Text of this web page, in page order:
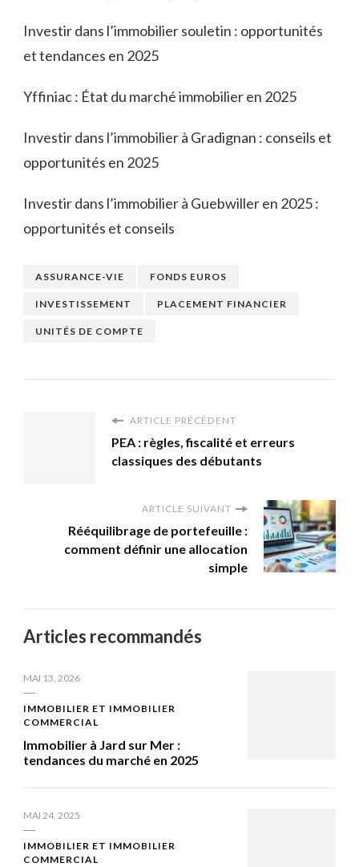
Investir dans l’immobilier souletin : opportunités
et tendances en 2025
Yffiniac : État du marché immobilier en 2025
Investir dans l’immobilier à Gradignan : conseils et
opportunités en 2025
Investir dans l’immobilier à Guebwiller en 2025 :
opportunités et conseils
ASSURANCE-VIE FONDS EUROS
INVESTISSEMENT PLACEMENT FINANCIER
UNITÉS DE COMPTE
ARTICLE PRÉCÉDENT
PEA : règles, fiscalité et erreurs
classiques des débutants
ARTICLE SUIVANT
Rééquilibrage de portefeuille :
comment définir une allocation
simple
Articles recommandés
MAI 13, 2026
IMMOBILIER ET IMMOBILIER
COMMERCIAL
Immobilier à Jard sur Mer :
tendances du marché en 2025
MAI 24, 2025
IMMOBILIER ET IMMOBILIER
COMMERCIAL